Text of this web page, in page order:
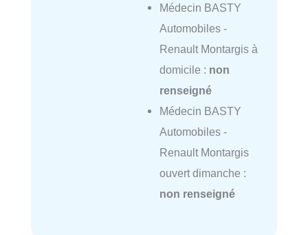
Médecin BASTY
Automobiles -
Renault Montargis à
domicile : non
renseigné
Médecin BASTY
Automobiles -
Renault Montargis
ouvert dimanche :
non renseigné